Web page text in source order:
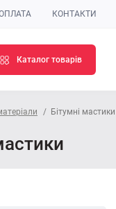
КОНТАКТИ
Каталог товарів
Бітумні мастики